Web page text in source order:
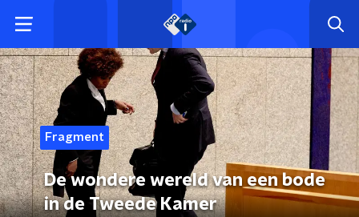
Fragment
De wondere wereld van een bode
in de Tweede Kamer